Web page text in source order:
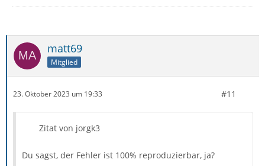
matt69
Mitglied
23. Oktober 2023 um 19:33 #11
Zitat von jorgk3
Du sagst, der Fehler ist 100% reproduzierbar, ja?